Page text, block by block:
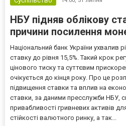
НБУ підняв облікову
причини посилення
Національний банк України ухвалив
ставку до рівня 15,5%. Такий крок
цінового тиску та суттєвим
очікується до кінця року. Про це
підвищення ставки та вплив на
ставки, за даними пресслужби НБУ,
привабливості гривневих активів
стійкості валютного ринку, а так...